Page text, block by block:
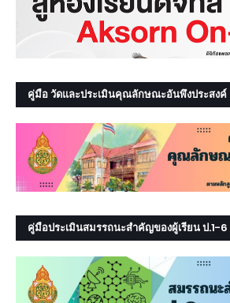
คู่มือ วัดและประเมินคุณลักษณะอันพึงประสงค์
คู่มือประเมินสมรรถนะสำคัญของผู้เรียน ป.1-6